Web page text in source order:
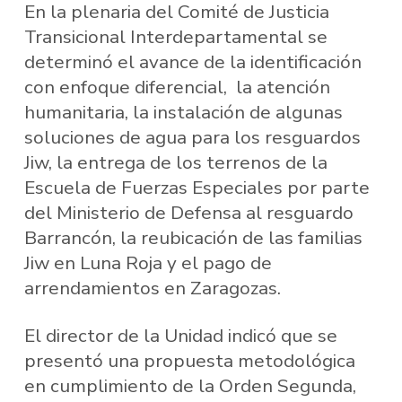
En la plenaria del Comité de Justicia
Transicional Interdepartamental se
determinó el avance de la identificación
con enfoque diferencial, la atención
humanitaria, la instalación de algunas
soluciones de agua para los resguardos
Jiw, la entrega de los terrenos de la
Escuela de Fuerzas Especiales por parte
del Ministerio de Defensa al resguardo
Barrancón, la reubicación de las familias
Jiw en Luna Roja y el pago de
arrendamientos en Zaragozas.
El director de la Unidad indicó que se
presentó una propuesta metodológica
en cumplimiento de la Orden Segunda,